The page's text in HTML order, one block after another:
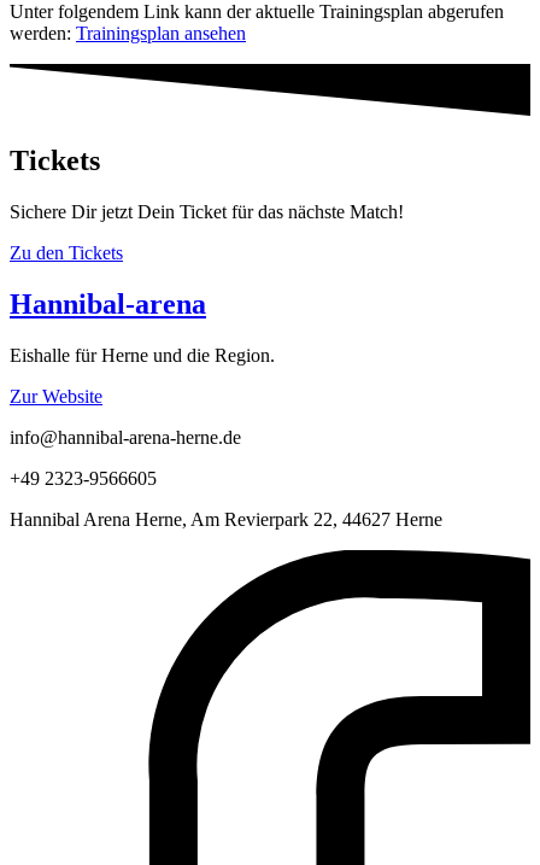
Unter folgendem Link kann der aktuelle Trainingsplan abgerufen
werden: Trainingsplan ansehen
Tickets
Sichere Dir jetzt Dein Ticket für das nächste Match!
Zu den Tickets
Hannibal-arena
Eishalle für Herne und die Region.
Zur Website
info@hannibal-arena-herne.de
+49 2323-9566605
Hannibal Arena Herne, Am Revierpark 22, 44627 Herne